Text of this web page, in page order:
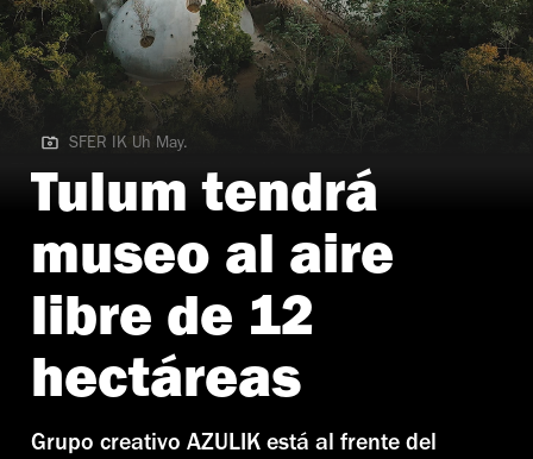
SFER IK Uh May. | SFER IK Uh May.
SFER IK Uh May.
Tulum tendrá
museo al aire
libre de 12
hectáreas
Grupo creativo AZULIK está al frente del